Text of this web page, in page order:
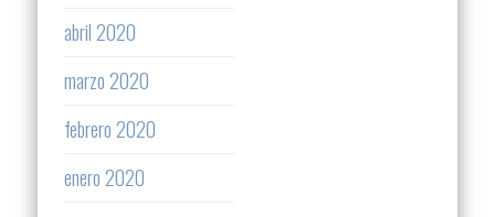
abril 2020
marzo 2020
febrero 2020
enero 2020